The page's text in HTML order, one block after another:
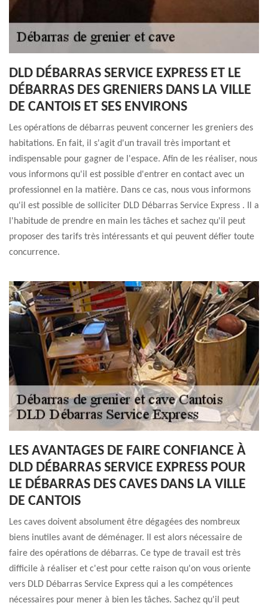
DLD DÉBARRAS SERVICE EXPRESS ET LE
DÉBARRAS DES GRENIERS DANS LA VILLE
DE CANTOIS ET SES ENVIRONS
Les opérations de débarras peuvent concerner les greniers des
habitations. En fait, il s'agit d'un travail très important et
indispensable pour gagner de l'espace. Afin de les réaliser, nous
vous informons qu'il est possible d'entrer en contact avec un
professionnel en la matière. Dans ce cas, nous vous informons
qu'il est possible de solliciter DLD Débarras Service Express . Il a
l'habitude de prendre en main les tâches et sachez qu'il peut
proposer des tarifs très intéressants et qui peuvent défier toute
concurrence.
LES AVANTAGES DE FAIRE CONFIANCE À
DLD DÉBARRAS SERVICE EXPRESS POUR
LE DÉBARRAS DES CAVES DANS LA VILLE
DE CANTOIS
Les caves doivent absolument être dégagées des nombreux
biens inutiles avant de déménager. Il est alors nécessaire de
faire des opérations de débarras. Ce type de travail est très
difficile à réaliser et c'est pour cette raison qu'on vous oriente
vers DLD Débarras Service Express qui a les compétences
nécessaires pour mener à bien les tâches. Sachez qu'il peut